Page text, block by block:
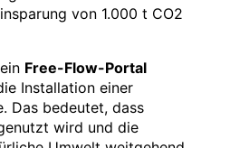
von 1.000 t CO2
Free-Flow-Portal
Installation einer
Das bedeutet, dass
wird und die